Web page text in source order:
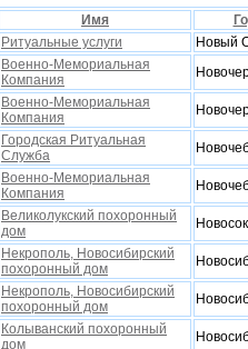
Имя
Ритуальные услуги
Новый
Военно-Мемориальная
Компания
Военно-Мемориальная
Компания
Городская Ритуальная
Служба
Военно-Мемориальная
Компания
Великолукский похоронный
дом
Некрополь, Новосибирский
похоронный дом
Некрополь, Новосибирский
похоронный дом
Колыванский похоронный
дом